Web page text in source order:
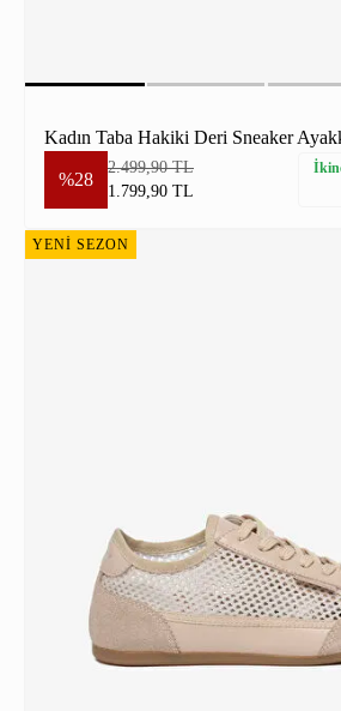
Kadın Taba Hakiki Deri Sneaker
%28
2.499,90 TL
1.799,90 TL
YENİ SEZON